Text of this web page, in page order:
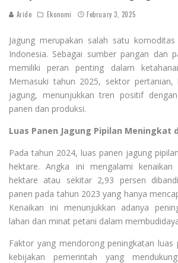
Aride Ekonomi February 3, 2025
Jagung merupakan salah satu
Indonesia. Sebagai sumber pangan dan
memiliki peran penting dalam
Memasuki tahun 2025, sektor pertanian,
jagung, menunjukkan tren positif
panen dan produksi.
Luas Panen Jagung Pipilan Meningkat
Pada tahun 2024, luas panen jagung
hektare. Angka ini mengalami
hektare atau sekitar 2,93 persen
panen pada tahun 2023 yang hanya
Kenaikan ini menunjukkan adanya
lahan dan minat petani dalam
Faktor yang mendorong peningkatan luas
kebijakan pemerintah yang